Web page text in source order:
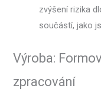
zvýšení rizika
součástí, jako
Výroba:
zpracování